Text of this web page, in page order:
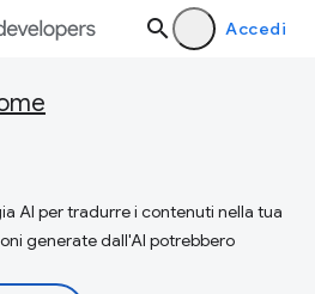
Accedi
AI per tradurre i contenuti nella tua
generate dall'AI potrebbero